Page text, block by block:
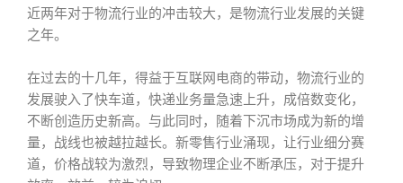
近两年对于物流行业的冲击较大，是物流行业发展的关键
之年。
在过去的十几年，得益于互联网电商的带动，物流行业的
发展驶入了快车道，快递业务量急速上升，成倍数变化，
不断创造历史新高。与此同时，随着下沉市场成为新的增
量，战线也被越拉越长。新零售行业涌现，让行业细分赛
道，价格战较为激烈，导致物理企业不断承压，对于提升